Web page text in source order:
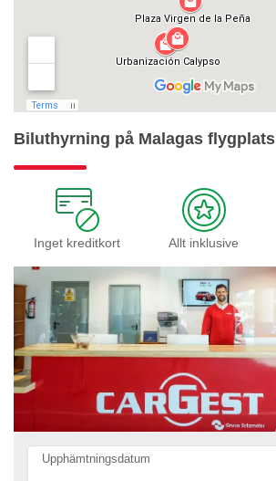
Biluthyrning på Malagas flygplats
Inget kreditkort Allt inklusive
Upphämtningsdatum